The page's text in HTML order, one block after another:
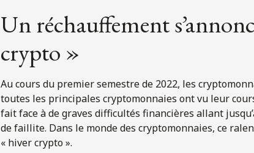
Un réchauffement
crypto »
Au cours du premier semestre de 2022, les
toutes les principales cryptomonnaies ont vu leur
fait face à de graves difficultés financières allant
de faillite. Dans le monde des cryptomonnaies, ce
« hiver crypto ».